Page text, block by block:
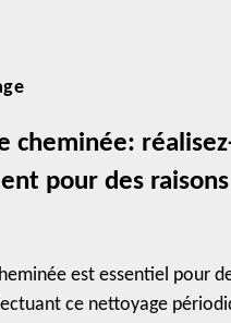
cheminée:
pour des
est essentiel pour
ce nettoyage